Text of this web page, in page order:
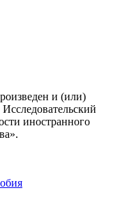
и (или)
иностранного